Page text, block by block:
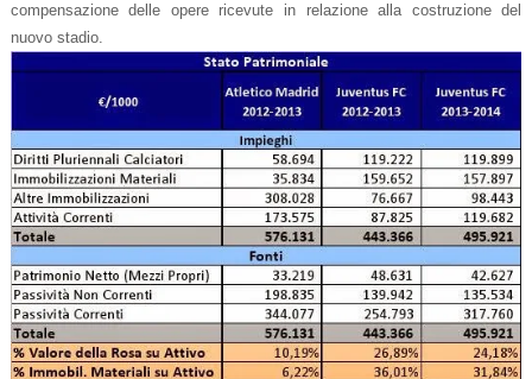
compensazione delle opere ricevute in relazione alla costruzione del
nuovo stadio.